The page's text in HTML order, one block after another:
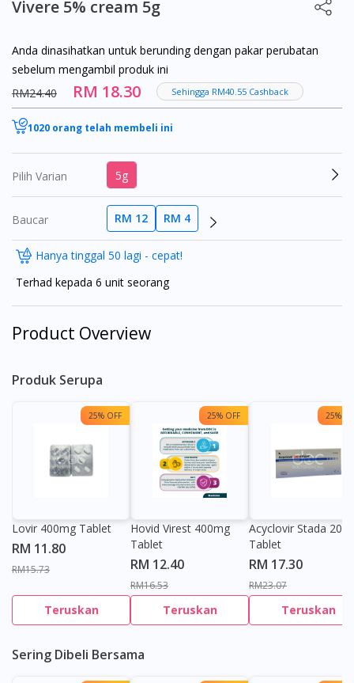
Vivere 5% cream 5g
Anda dinasihatkan untuk berunding dengan pakar perubatan
sebelum mengambil produk ini
RM24.40
RM 18.30 Sehingga RM40.55 Cashback
1020 orang telah membeli ini
Pilih Varian 5g
Baucar RM 12 RM 4
Hanya tinggal 50 lagi - cepat!
Terhad kepada 6 unit seorang
Product Overview
Produk Serupa
25% OFF
Lovir 400mg Tablet
RM 11.80
RM15.73
Teruskan
25% OFF
Hovid Virest 400mg
Tablet
RM 12.40
RM16.53
Teruskan
25%
Acyclovir Stada
Tablet
RM 17.30
RM23.07
Teruskan
Sering Dibeli Bersama